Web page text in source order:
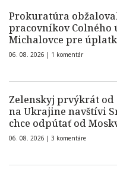
Prokuratúra
pracovníkov Colného
Michalovce pre
06. 08. 2026 | 1 komentár
Zelenskyj prvýkrát
na Ukrajine navštívi
chce odpútať od
06. 08. 2026 | 3 komentáre